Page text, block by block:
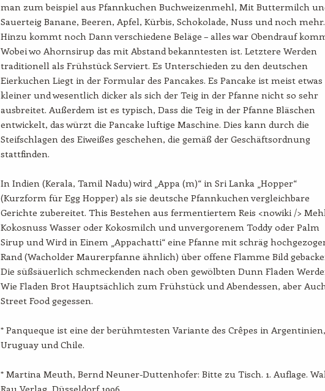
man zum beispiel aus Pfannkuchen Buchweizenmehl, Mit Buttermilch
Sauerteig Banane, Beeren, Apfel, Kürbis, Schokolade, Nuss und noch mehr.
Hinzu kommt noch Dann verschiedene Beläge – alles war Obendrauf
Wobei wo Ahornsirup das mit Abstand bekanntesten ist. Letztere Werden
traditionell als Frühstück Serviert. Es Unterschieden zu den deutschen
Eierkuchen Liegt in der Formular des Pancakes. Es Pancake ist meist etwas
kleiner und wesentlich dicker als sich der Teig in der Pfanne nicht so sehr
ausbreitet. Außerdem ist es typisch, Dass die Teig in der Pfanne Bläschen
entwickelt, das würzt die Pancake luftige Maschine. Dies kann durch die
Steifschlagen des Eiweißes geschehen, die gemäß der Geschäftsordnung
stattfinden.
In Indien (Kerala, Tamil Nadu) wird „Appa (m)“ in Sri Lanka „Hopper“
(Kurzform für Egg Hopper) als sie deutsche Pfannkuchen vergleichbare
Gerichte zubereitet. This Bestehen aus fermentiertem Reis <nowiki />
Kokosnuss Wasser oder Kokosmilch und unvergorenem Toddy oder Palm
Sirup und Wird in Einem „Appachatti“ eine Pfanne mit schräg
Rand (Wacholder Maurerpfanne ähnlich) über offene Flamme Bild
Die süßsäuerlich schmeckenden nach oben gewölbten Dunn Fladen
Wie Fladen Brot Hauptsächlich zum Frühstück und Abendessen, aber
Street Food gegessen.
* Panqueque ist eine der berühmtesten Variante des Crêpes in Argentinien,
Uruguay und Chile.
* Martina Meuth, Bernd Neuner-Duttenhofer: Bitte zu Tisch. 1. Auflage.
Rau Verlag, Düsseldorf 1996 ,.